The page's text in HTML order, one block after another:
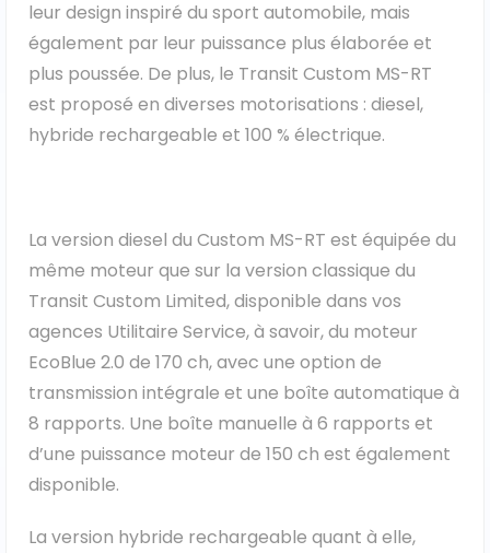
leur design inspiré du sport automobile, mais
également par leur puissance plus élaborée et
plus poussée. De plus, le Transit Custom MS-RT
est proposé en diverses motorisations : diesel,
hybride rechargeable et 100 % électrique.
La version diesel du Custom MS-RT est équipée du
même moteur que sur la version classique du
Transit Custom Limited, disponible dans vos
agences Utilitaire Service, à savoir, du moteur
EcoBlue 2.0 de 170 ch, avec une option de
transmission intégrale et une boîte automatique à
8 rapports. Une boîte manuelle à 6 rapports et
d’une puissance moteur de 150 ch est également
disponible.
La version hybride rechargeable quant à elle,